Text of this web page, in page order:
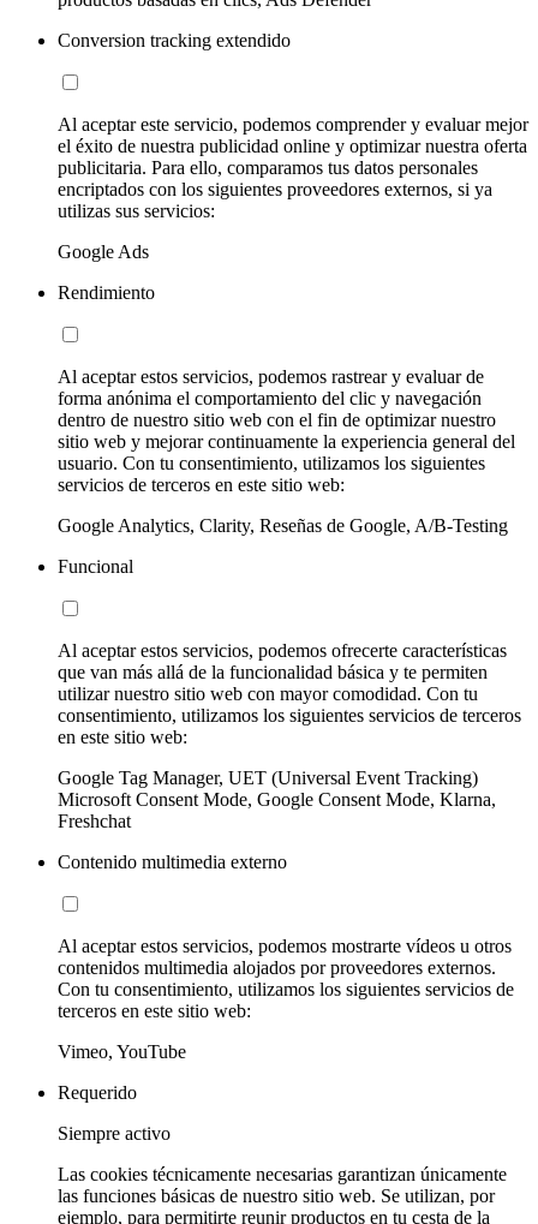
Conversion tracking extendido
Al aceptar este servicio, podemos comprender y evaluar mejor
el éxito de nuestra publicidad online y optimizar nuestra oferta
publicitaria. Para ello, comparamos tus datos personales
encriptados con los siguientes proveedores externos, si ya
utilizas sus servicios:
Google Ads
Rendimiento
Al aceptar estos servicios, podemos rastrear y evaluar de
forma anónima el comportamiento del clic y navegación
dentro de nuestro sitio web con el fin de optimizar nuestro
sitio web y mejorar continuamente la experiencia general del
usuario. Con tu consentimiento, utilizamos los siguientes
servicios de terceros en este sitio web:
Google Analytics, Clarity, Reseñas de Google, A/B-Testing
Funcional
Al aceptar estos servicios, podemos ofrecerte características
que van más allá de la funcionalidad básica y te permiten
utilizar nuestro sitio web con mayor comodidad. Con tu
consentimiento, utilizamos los siguientes servicios de terceros
en este sitio web:
Google Tag Manager, UET (Universal Event Tracking)
Microsoft Consent Mode, Google Consent Mode, Klarna,
Freshchat
Contenido multimedia externo
Al aceptar estos servicios, podemos mostrarte vídeos u otros
contenidos multimedia alojados por proveedores externos.
Con tu consentimiento, utilizamos los siguientes servicios de
terceros en este sitio web:
Vimeo, YouTube
Requerido
Siempre activo
Las cookies técnicamente necesarias garantizan únicamente
las funciones básicas de nuestro sitio web. Se utilizan, por
ejemplo, para permitirte reunir productos en tu cesta de la